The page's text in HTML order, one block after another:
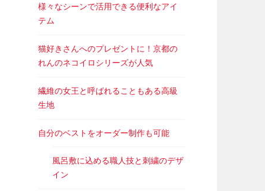
様々なシーンで活用できる便利なアイ
テム
猫好きさんへのプレゼントに！京都の
れんのネコイロシリーズが人気
繊維の女王と呼ばれることもある高級
生地
自分のベストをオーダー制作も可能
風呂敷に込める職人技と刺繍のデザ
イン